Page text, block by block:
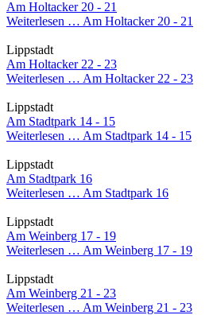
Am Holtacker 20 - 21
Weiterlesen … Am Holtacker 20 - 21
Lippstadt
Am Holtacker 22 - 23
Weiterlesen … Am Holtacker 22 - 23
Lippstadt
Am Stadtpark 14 - 15
Weiterlesen … Am Stadtpark 14 - 15
Lippstadt
Am Stadtpark 16
Weiterlesen … Am Stadtpark 16
Lippstadt
Am Weinberg 17 - 19
Weiterlesen … Am Weinberg 17 - 19
Lippstadt
Am Weinberg 21 - 23
Weiterlesen … Am Weinberg 21 - 23